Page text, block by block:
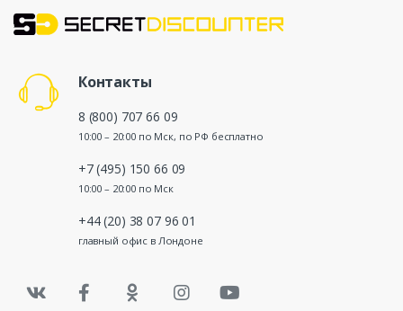
Контакты
8 (800) 707 66 09
10:00 – 20:00 по Мск, по РФ бесплатно
+7 (495) 150 66 09
10:00 – 20:00 по Мск
+44 (20) 38 07 96 01
главный офис в Лондоне